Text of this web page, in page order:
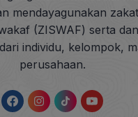
mendayagunakan
(ZISWAF) serta
individu, kelompok,
perusahaan.